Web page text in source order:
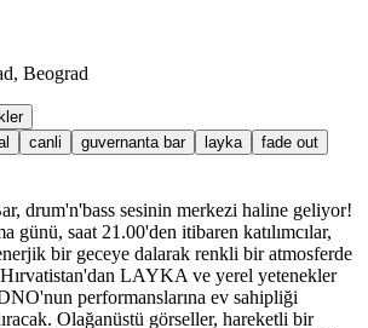
Beograd
canli guvernanta bar layka
fade out
drum'n'bass sesinin merkezi haline geliyor!
günü, saat 21.00'den itibaren katılımcılar,
bir geceye dalarak renkli bir atmosferde
LAYKA ve yerel yetenekler
performanslarına ev sahipliği
Olağanüstü görseller, hareketli bir